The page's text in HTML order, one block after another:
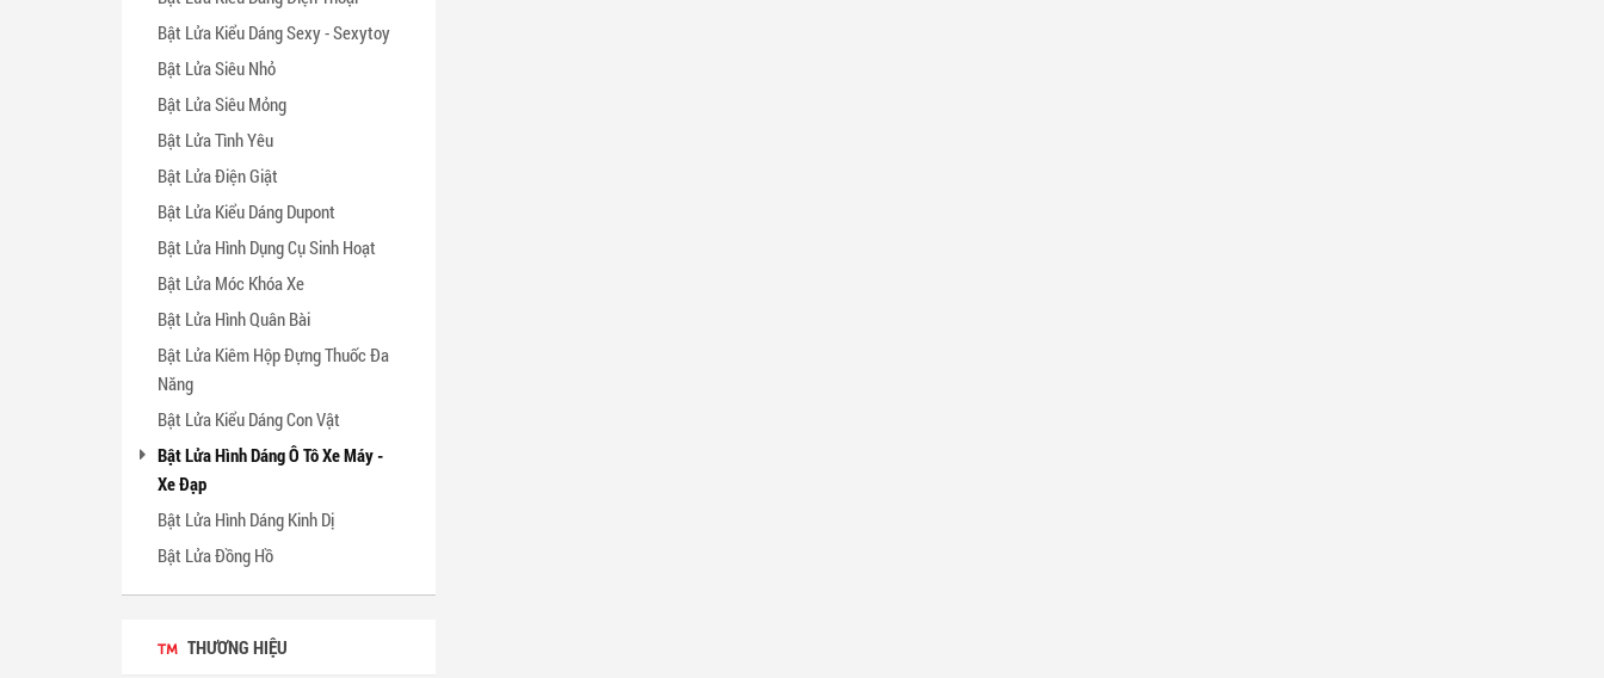
Bật Lửa Kiểu Dáng Sexy - Sexytoy
Bật Lửa Siêu Nhỏ
Bật Lửa Siêu Mỏng
Bật Lửa Tình Yêu
Bật Lửa Điện Giật
Bật Lửa Kiểu Dáng Dupont
Bật Lửa Hình Dụng Cụ Sinh Hoạt
Bật Lửa Móc Khóa Xe
Bật Lửa Hình Quân Bài
Bật Lửa Kiêm Hộp Đựng Thuốc Đa
Năng
Bật Lửa Kiểu Dáng Con Vật
Bật Lửa Hình Dáng Ô Tô Xe Máy -
Xe Đạp
Bật Lửa Hình Dáng Kinh Dị
Bật Lửa Đồng Hồ
THƯƠNG HIỆU